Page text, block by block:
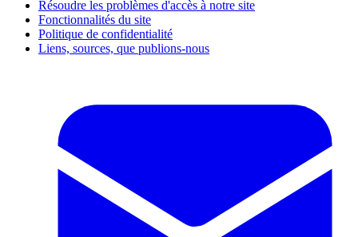
Résoudre les problèmes d'accès à notre site
Fonctionnalités du site
Politique de confidentialité
Liens, sources, que publions-nous